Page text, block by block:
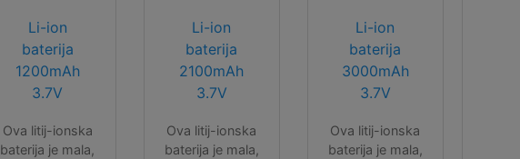
Li-ion
baterija
1200mAh
3.7V
Ova litij-ionska
baterija je mala,
Li-ion
baterija
2100mAh
3.7V
Ova litij-ionska
baterija je mala,
Li-ion
baterija
3000mAh
3.7V
Ova litij-ionska
baterija je mala,